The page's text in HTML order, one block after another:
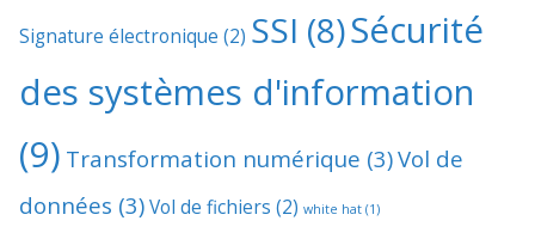
Signature électronique (2) SSI (8)Sécurité
des systèmes d'information
(9) Transformation numérique (3)Vol de
données (3)Vol de fichiers (2) white hat (1)